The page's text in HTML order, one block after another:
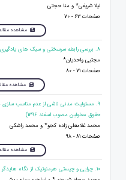
لیلا شریفی* و منا حجتی
صفحات 63 - 70
مشاهده
8. بررسی رابطه سرسختی و سبک های يادگيری کلب با خلاقيت
مجتبی واحدیان*
صفحات 71 - 80
مشاهده
9. مسئولیت مدنی ناشی از عدم مناسب سازی
حقوق معلولین مصوب اسفند 1396)
محمد غلامعلی زاده کجو* و محمد راشکی
صفحات 81 - 98
مشاهده
10. چرایی و چیستی هرمنوتیک از نگاه هایدگر